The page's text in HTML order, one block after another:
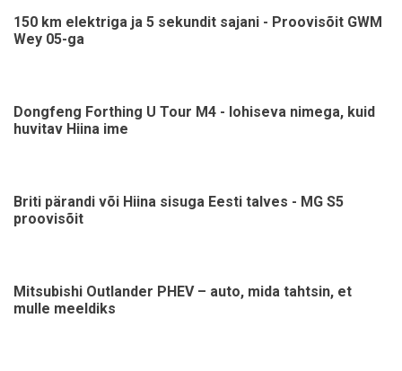
150 km elektriga ja 5 sekundit sajani - Proovisõit GWM
Wey 05-ga
Dongfeng Forthing U Tour M4 - lohiseva nimega, kuid
huvitav Hiina ime
Briti pärandi või Hiina sisuga Eesti talves - MG S5
proovisõit
Mitsubishi Outlander PHEV – auto, mida tahtsin, et
mulle meeldiks